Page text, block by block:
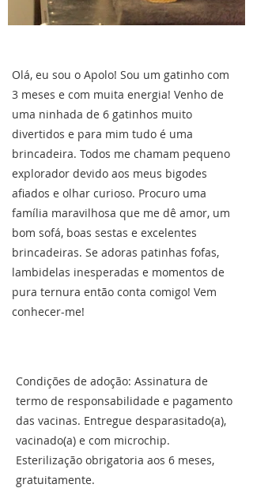
Olá, eu sou o Apolo! Sou um gatinho com
3 meses e com muita energia! Venho de
uma ninhada de 6 gatinhos muito
divertidos e para mim tudo é uma
brincadeira. Todos me chamam pequeno
explorador devido aos meus bigodes
afiados e olhar curioso. Procuro uma
família maravilhosa que me dê amor, um
bom sofá, boas sestas e excelentes
brincadeiras. Se adoras patinhas fofas,
lambidelas inesperadas e momentos de
pura ternura então conta comigo! Vem
conhecer-me!
Condições de adoção: Assinatura de
termo de responsabilidade e pagamento
das vacinas. Entregue desparasitado(a),
vacinado(a) e com microchip.
Esterilização obrigatoria aos 6 meses,
gratuitamente.